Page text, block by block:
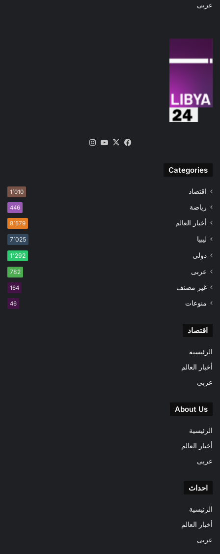
عربى
فيسبوك
‫X
‫YouTube
Categories
اقتصاد 1٬010
رياضة 446
أخبار العالم 8٬579
ليبيا 7٬025
دولى 1٬292
عربى 782
غير مصنف 164
منوعات 46
اقتصاد
الرئيسية
أخبار العالم
عربى
About Us
الرئيسية
أخبار العالم
عربى
احداث
الرئيسية
أخبار العالم
عربى